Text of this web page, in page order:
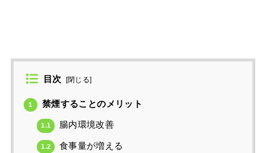
目次 [閉じる]
1 禁煙することのメリット
1.1 腸内環境改善
1.2 食事量が増える